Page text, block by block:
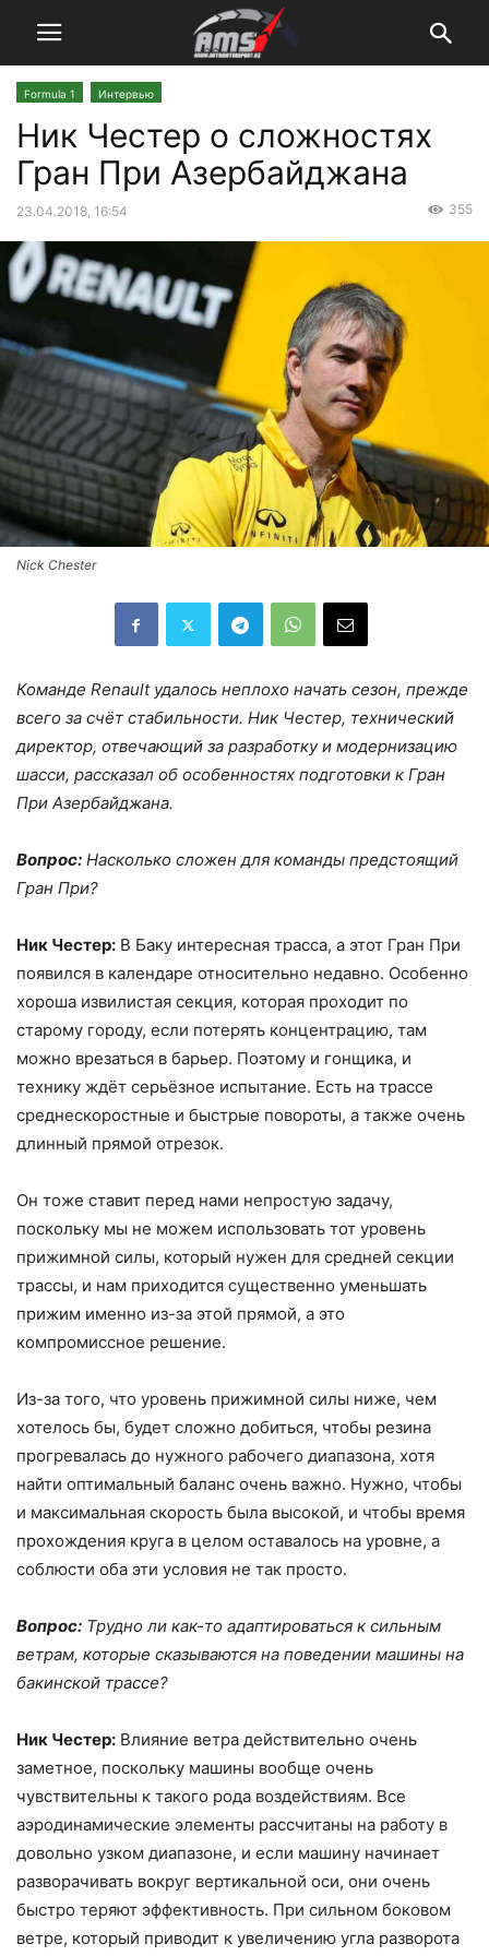
Formula 1 Интервью
Ник Честер о сложностях
Гран При Азербайджана
23.04.2018, 16:54 355
Nick Chester
Команде Renault удалось неплохо начать сезон, прежде
всего за счёт стабильности. Ник Честер, технический
директор, отвечающий за разработку и модернизацию
шасси, рассказал об особенностях подготовки к Гран
При Азербайджана.
Вопрос: Насколько сложен для команды предстоящий
Гран При?
Ник Честер: В Баку интересная трасса, а этот Гран При
появился в календаре относительно недавно. Особенно
хороша извилистая секция, которая проходит по
старому городу, если потерять концентрацию, там
можно врезаться в барьер. Поэтому и гонщика, и
технику ждёт серьёзное испытание. Есть на трассе
среднескоростные и быстрые повороты, а также очень
длинный прямой отрезок.
Он тоже ставит перед нами непростую задачу,
поскольку мы не можем использовать тот уровень
прижимной силы, который нужен для средней секции
трассы, и нам приходится существенно уменьшать
прижим именно из-за этой прямой, а это
компромиссное решение.
Из-за того, что уровень прижимной силы ниже, чем
хотелось бы, будет сложно добиться, чтобы резина
прогревалась до нужного рабочего диапазона, хотя
найти оптимальный баланс очень важно. Нужно, чтобы
и максимальная скорость была высокой, и чтобы время
прохождения круга в целом оставалось на уровне, а
соблюсти оба эти условия не так просто.
Вопрос: Трудно ли как-то адаптироваться к сильным
ветрам, которые сказываются на поведении машины на
бакинской трассе?
Ник Честер: Влияние ветра действительно очень
заметное, поскольку машины вообще очень
чувствительны к такого рода воздействиям. Все
аэродинамические элементы рассчитаны на работу в
довольно узком диапазоне, и если машину начинает
разворачивать вокруг вертикальной оси, они очень
быстро теряют эффективность. При сильном боковом
ветре, который приводит к увеличению угла разворота